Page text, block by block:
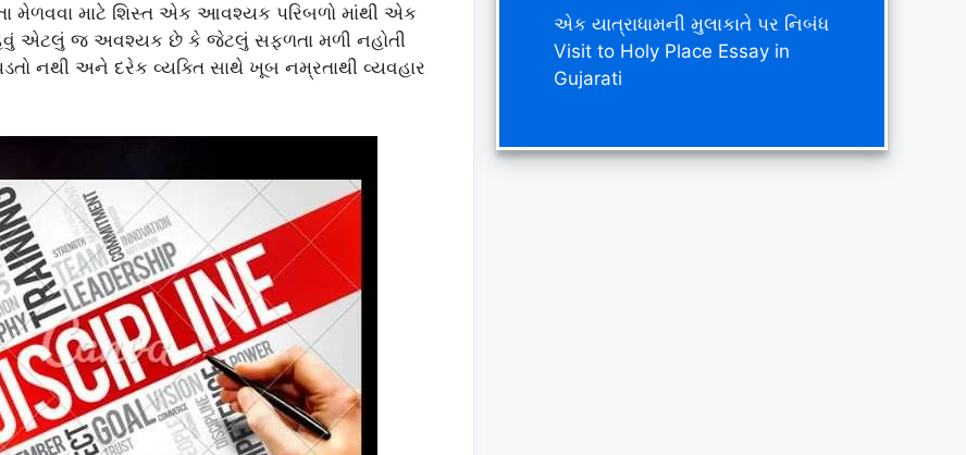
મેળવવા માટે શિસ્ત એક આવશ્યક પરિબળો માંથી એક
એટલું જ અવશ્યક છે કે જેટલું સફળતા મળી નહોતી
પડતો નથી અને દરેક વ્યક્તિ સાથે ખૂબ નમ્રતાથી વ્યવહાર
એક યાત્રાધામની મુલાકાતે પર નિબંધ
Visit to Holy Place Essay in
Gujarati